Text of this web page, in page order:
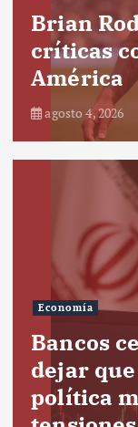
Brian
críticas
América
agosto 4, 2026
Economía
Bancos
dejar
política